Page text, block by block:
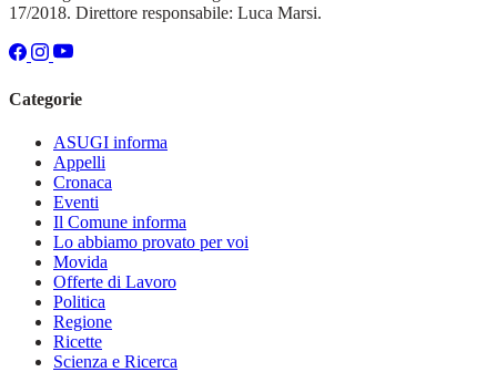
17/2018. Direttore responsabile: Luca Marsi.
Categorie
ASUGI informa
Appelli
Cronaca
Eventi
Il Comune informa
Lo abbiamo provato per voi
Movida
Offerte di Lavoro
Politica
Regione
Ricette
Scienza e Ricerca